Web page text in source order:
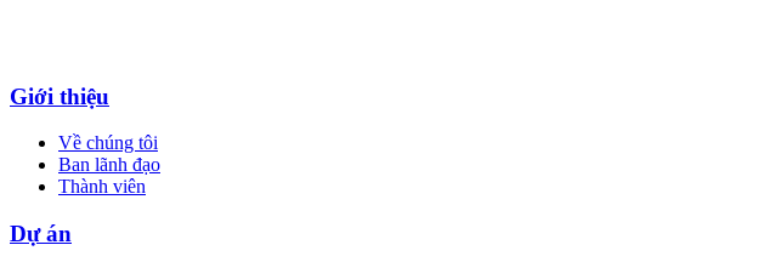
Giới thiệu
Về chúng tôi
Ban lãnh đạo
Thành viên
Dự án